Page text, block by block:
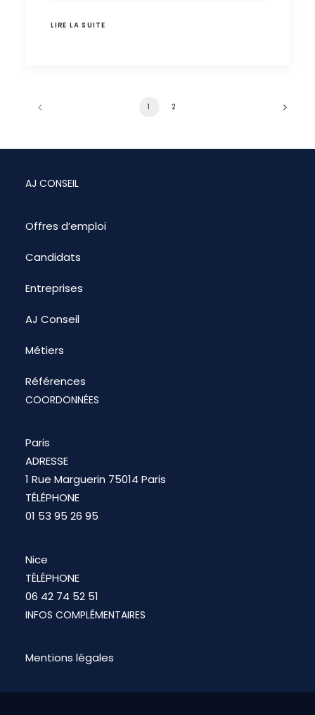
LIRE LA SUITE
1 2
AJ CONSEIL
Offres d’emploi
Candidats
Entreprises
AJ Conseil
Métiers
Références
COORDONNÉES
Paris
ADRESSE
1 Rue Marguerin 75014 Paris
TÉLÉPHONE
01 53 95 26 95
Nice
TÉLÉPHONE
06 42 74 52 51
INFOS COMPLÉMENTAIRES
Mentions légales